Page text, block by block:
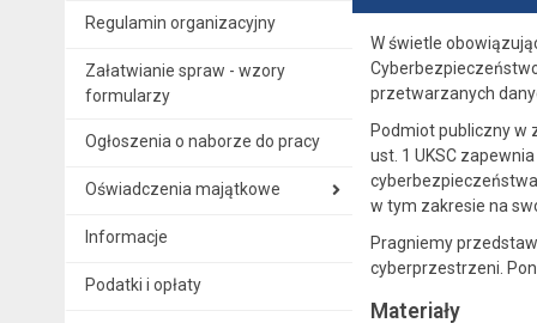
Regulamin organizacyjny
Załatwianie spraw - wzory
formularzy
Ogłoszenia o naborze do pracy
Oświadczenia majątkowe
Informacje
Podatki i opłaty
W świetle
przetwarzanych
Podmiot publiczny w
ust. 1 UKSC
w tym zakresie na
Pragniemy
cyberprzestrzeni.
Materiały